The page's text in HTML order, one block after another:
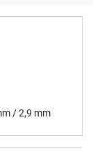
/ 2,9 mm